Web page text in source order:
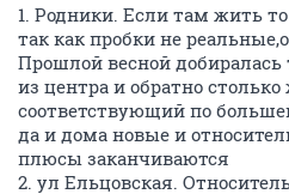
1. Родники. Если там жить
так как пробки не
Прошлой весной добиралась
из центра и обратно
соответствующий по
да и дома новые и
плюсы заканчиваются
2. ул Ельцовская.